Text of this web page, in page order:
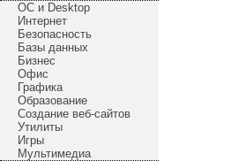
ОС и Desktop
Интернет
Безопасность
Базы данных
Бизнес
Офис
Графика
Образование
Создание веб-сайтов
Утилиты
Игры
Мультимедиа